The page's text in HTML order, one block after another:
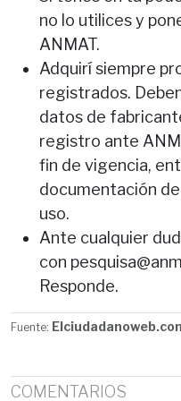
no lo utilices y
ANMAT.
Adquirí siempre
registrados.
datos de
registro ante
fin de vigencia,
documentación
uso.
Ante cualquier
con
Responde.
Fuente:
COMENTARIOS